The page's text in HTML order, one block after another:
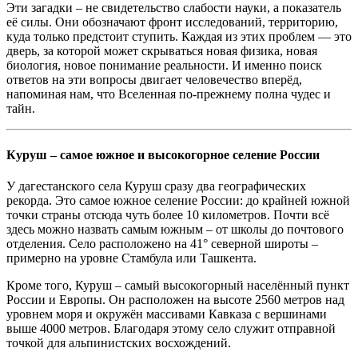
Эти загадки – не свидетельство слабости науки, а показатель
её силы. Они обозначают фронт исследований, территорию,
куда только предстоит ступить. Каждая из этих проблем — это
дверь, за которой может скрываться новая физика, новая
биология, новое понимание реальности. И именно поиск
ответов на эти вопросы двигает человечество вперёд,
напоминая нам, что Вселенная по-прежнему полна чудес и
тайн.
Куруш – самое южное и высокогорное селение России
У дагестанского села Куруш сразу два географических
рекорда. Это самое южное селение России: до крайней южной
точки страны отсюда чуть более 10 километров. Почти всё
здесь можно назвать самым южным – от школы до почтового
отделения. Село расположено на 41° северной широты –
примерно на уровне Стамбула или Ташкента.
Кроме того, Куруш – самый высокогорный населённый пункт
России и Европы. Он расположен на высоте 2560 метров над
уровнем моря и окружён массивами Кавказа с вершинами
выше 4000 метров. Благодаря этому село служит отправной
точкой для альпинистских восхождений.